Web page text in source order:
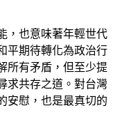
，也意味著年輕世代
平期待轉化為政治行
所有矛盾，但至少提
求共存之道。對台灣
安慰，也是最真切的